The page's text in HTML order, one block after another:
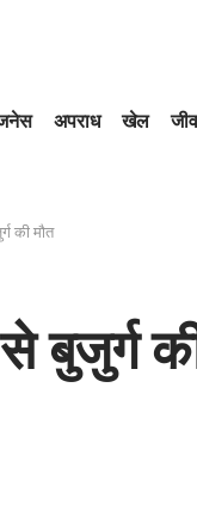
अपराध खेल
की मौत